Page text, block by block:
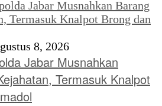
8, 2026
Jabar Musnahkan
Termasuk Knalpot